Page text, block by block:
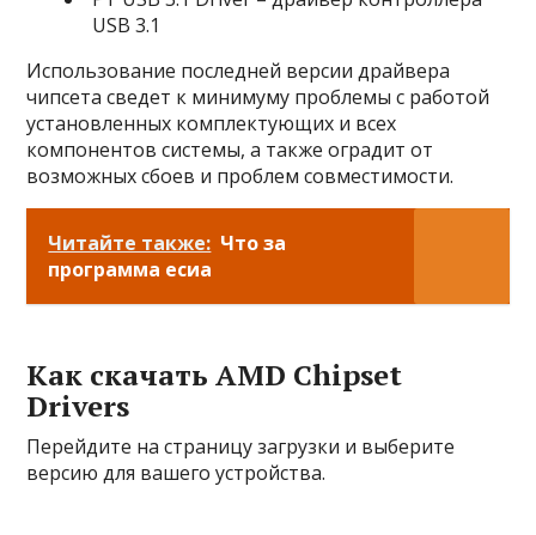
USB 3.1
Использование последней версии драйвера
чипсета сведет к минимуму проблемы с работой
установленных комплектующих и всех
компонентов системы, а также оградит от
возможных сбоев и проблем совместимости.
Читайте также: Что за
программа есиа
Как скачать AMD Chipset
Drivers
Перейдите на страницу загрузки и выберите
версию для вашего устройства.